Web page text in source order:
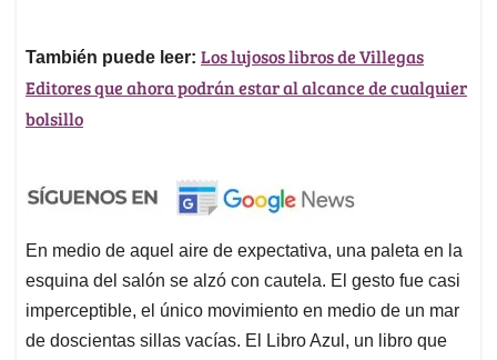
También puede leer: Los lujosos libros de Villegas
Editores que ahora podrán estar al alcance de cualquier
bolsillo
En medio de aquel aire de expectativa, una paleta en la
esquina del salón se alzó con cautela. El gesto fue casi
imperceptible, el único movimiento en medio de un mar
de doscientas sillas vacías. El Libro Azul, un libro que